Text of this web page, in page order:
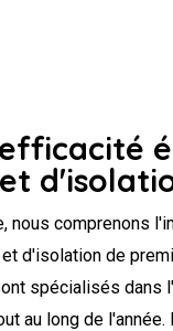
nous comprenons
d'isolation de
spécialisés dans
au long de